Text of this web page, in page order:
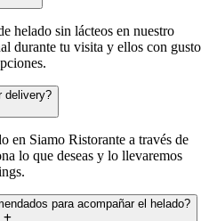
helado sin lácteos en nuestro
durante tu visita y ellos con gusto
delivery?
en Siamo Ristorante a través de
lo que deseas y lo llevaremos
para acompañar el helado?